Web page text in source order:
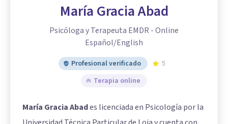
María Gracia Abad
Psicóloga y Terapeuta EMDR - Online
Español/English
Profesional verificado
5
Terapia online
María Gracia Abades licenciada en Psicología por la